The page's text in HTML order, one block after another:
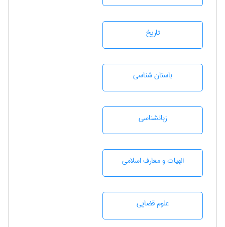
تاريخ
باستان شناسی
زبانشناسی
الهیات و معارف اسلامی
علوم قضایی